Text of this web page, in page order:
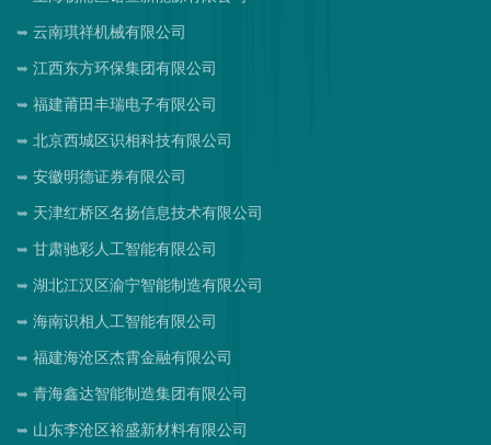
云南琪祥机械有限公司
江西东方环保集团有限公司
福建莆田丰瑞电子有限公司
北京西城区识相科技有限公司
安徽明德证券有限公司
天津红桥区名扬信息技术有限公司
甘肃驰彩人工智能有限公司
湖北江汉区渝宁智能制造有限公司
海南识相人工智能有限公司
福建海沧区杰霄金融有限公司
青海鑫达智能制造集团有限公司
山东李沧区裕盛新材料有限公司